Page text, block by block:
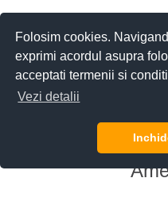
Folosim cookies.
exprimi acordul asupra
acceptati termenii si
Vezi detalii
De
Familie cu un
vila